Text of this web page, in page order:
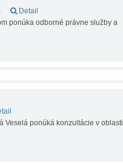
Detail
ponúka odborné právne služby a
Veselá ponúká konzultácie v oblasti